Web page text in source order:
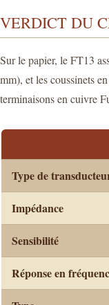
VERDICT DU
Sur le papier, le FT13
mm), et les coussinets
terminaisons en cuivre
Type de
Impédance
Sensibilité
Réponse en